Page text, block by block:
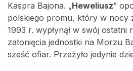
Kaspra Bajona. „Heweliusz”
polskiego promu, który w nocy
1993 r. wypłynął w swój ostatni
zatonięcia jednostki na Morzu
sześć ofiar. Przeżyło jedynie